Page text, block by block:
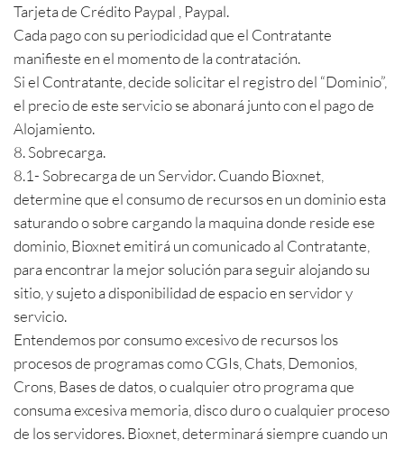
Tarjeta de Crédito Paypal , Paypal.
Cada pago con su periodicidad que el Contratante
manifieste en el momento de la contratación.
Si el Contratante, decide solicitar el registro del “Dominio”,
el precio de este servicio se abonará junto con el pago de
Alojamiento.
8. Sobrecarga.
8.1- Sobrecarga de un Servidor. Cuando Bioxnet,
determine que el consumo de recursos en un dominio esta
saturando o sobre cargando la maquina donde reside ese
dominio, Bioxnet emitirá un comunicado al Contratante,
para encontrar la mejor solución para seguir alojando su
sitio, y sujeto a disponibilidad de espacio en servidor y
servicio.
Entendemos por consumo excesivo de recursos los
procesos de programas como CGIs, Chats, Demonios,
Crons, Bases de datos, o cualquier otro programa que
consuma excesiva memoria, disco duro o cualquier proceso
de los servidores. Bioxnet, determinará siempre cuando un